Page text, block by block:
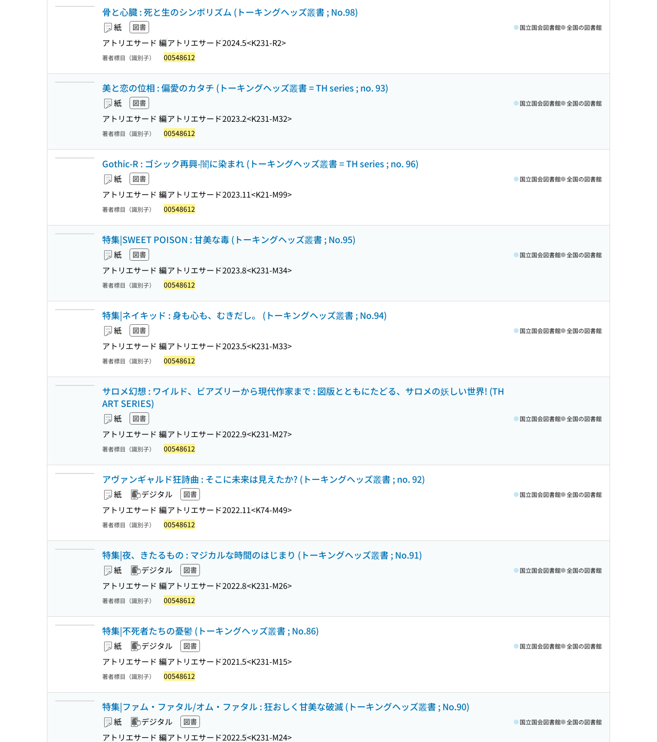
骨と心臓 : 死と生のシンボリズム (トーキングヘッズ叢書 ; No.98)
紙 図書
アトリエサード 編アトリエサード2024.5<K231-R2>
国立国会図書館 全国の図書館
著者標目（識別子） 00548612
美と恋の位相 : 偏愛のカタチ (トーキングヘッズ叢書 = TH series ; no. 93)
紙 図書
アトリエサード 編アトリエサード2023.2<K231-M32>
国立国会図書館 全国の図書館
著者標目（識別子） 00548612
Gothic-R : ゴシック再興-闇に染まれ (トーキングヘッズ叢書 = TH series ; no. 96)
紙 図書
アトリエサード 編アトリエサード2023.11<K21-M99>
国立国会図書館 全国の図書館
著者標目（識別子） 00548612
特集|SWEET POISON : 甘美な毒 (トーキングヘッズ叢書 ; No.95)
紙 図書
アトリエサード 編アトリエサード2023.8<K231-M34>
国立国会図書館 全国の図書館
著者標目（識別子） 00548612
特集|ネイキッド : 身も心も、むきだし。 (トーキングヘッズ叢書 ; No.94)
紙 図書
アトリエサード 編アトリエサード2023.5<K231-M33>
国立国会図書館 全国の図書館
著者標目（識別子） 00548612
サロメ幻想 : ワイルド、ビアズリーから現代作家まで : 図版とともにたどる、サロメの妖しい世界! (TH
ART SERIES)
紙 図書
アトリエサード 編アトリエサード2022.9<K231-M27>
国立国会図書館 全国の図書館
著者標目（識別子） 00548612
アヴァンギャルド狂詩曲 : そこに未来は見えたか? (トーキングヘッズ叢書 ; no. 92)
紙 デジタル 図書
アトリエサード 編アトリエサード2022.11<K74-M49>
国立国会図書館 全国の図書館
著者標目（識別子） 00548612
特集|夜、きたるもの : マジカルな時間のはじまり (トーキングヘッズ叢書 ; No.91)
紙 デジタル 図書
アトリエサード 編アトリエサード2022.8<K231-M26>
国立国会図書館 全国の図書館
著者標目（識別子） 00548612
特集|不死者たちの憂鬱 (トーキングヘッズ叢書 ; No.86)
紙 デジタル 図書
アトリエサード 編アトリエサード2021.5<K231-M15>
国立国会図書館 全国の図書館
著者標目（識別子） 00548612
特集|ファム・ファタル/オム・ファタル : 狂おしく甘美な破滅 (トーキングヘッズ叢書 ; No.90)
紙 デジタル 図書
アトリエサード 編アトリエサード2022.5<K231-M24>
国立国会図書館 全国の図書館